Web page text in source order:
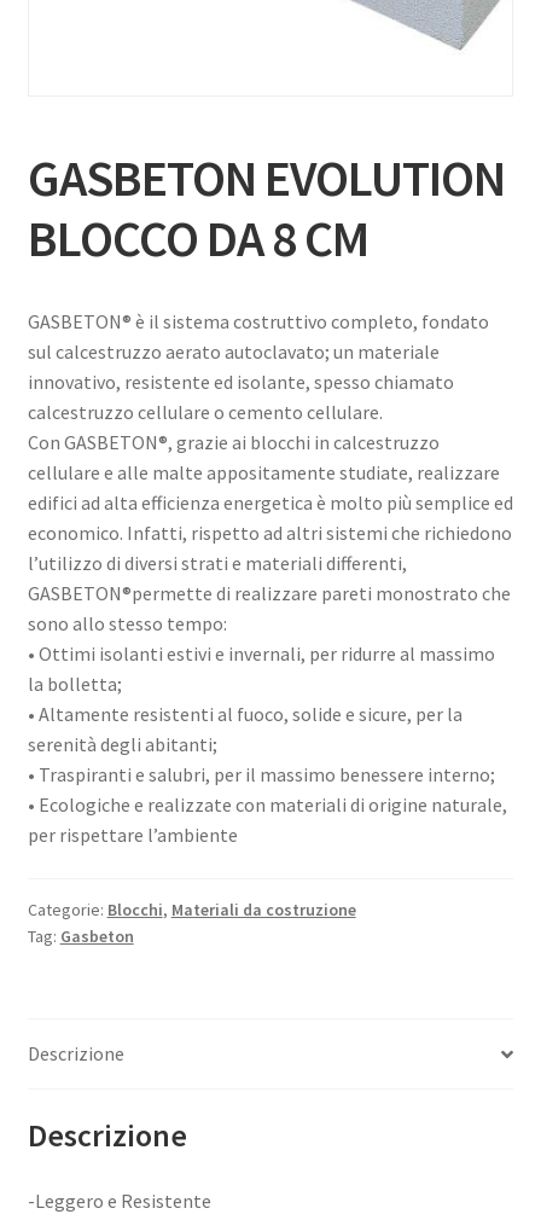
GASBETON EVOLUTION
BLOCCO DA 8 CM
GASBETON® è il sistema costruttivo completo, fondato
sul calcestruzzo aerato autoclavato; un materiale
innovativo, resistente ed isolante, spesso chiamato
calcestruzzo cellulare o cemento cellulare.
Con GASBETON®, grazie ai blocchi in calcestruzzo
cellulare e alle malte appositamente studiate, realizzare
edifici ad alta efficienza energetica è molto più semplice ed
economico. Infatti, rispetto ad altri sistemi che richiedono
l’utilizzo di diversi strati e materiali differenti,
GASBETON®permette di realizzare pareti monostrato che
sono allo stesso tempo:
• Ottimi isolanti estivi e invernali, per ridurre al massimo
la bolletta;
• Altamente resistenti al fuoco, solide e sicure, per la
serenità degli abitanti;
• Traspiranti e salubri, per il massimo benessere interno;
• Ecologiche e realizzate con materiali di origine naturale,
per rispettare l’ambiente
Categorie: Blocchi, Materiali da costruzione
Tag: Gasbeton
Descrizione
Descrizione
-Leggero e Resistente